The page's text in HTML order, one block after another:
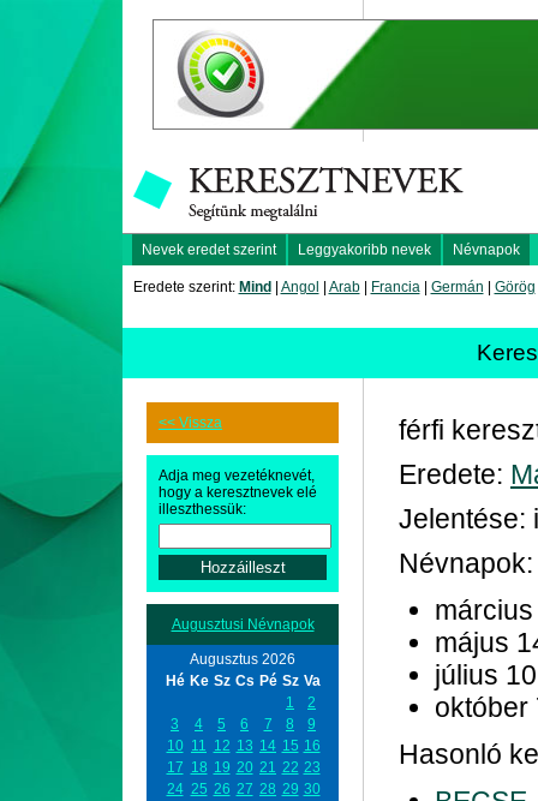
Nevek eredet szerint Leggyakoribb nevek Névnapok
Eredete szerint: Mind Angol Arab| Francia| Germán Görög
<< Vissza
Adja meg vezetéknevét,
hogy a keresztnevek elé
illeszthessük:
Augusztusi Névnapok
Augusztus 2026
Hé Ke Sz Cs Pé Sz Va
1
2
3
4 5 6 7 8
9
10 11 12 13 14 15 16
17 18 19 20 21 22 23
24 25 26 27 28 29 30
férfi
Eredete:
Jelentése:
Névnapok:
május
július 10
október
Hasonló